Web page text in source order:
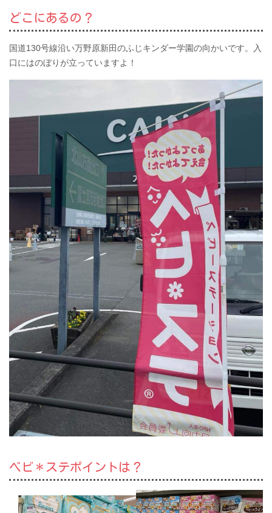
どこにあるの？
国道130号線沿い万野原新田のふじキンダー学園の向かいです。入
口にはのぼりが立っていますよ！
ベビ＊ステポイントは？